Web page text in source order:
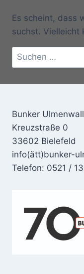
Es scheint, dass
suchst. Vielleicht
Suchen
nach:
Bunker
Kreuzstraße 0
33602 Bielefeld
info(ätt)bunker-
Telefon: 0521 /